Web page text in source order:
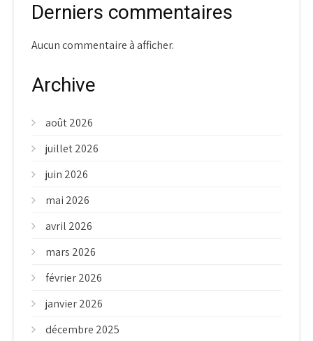
Derniers commentaires
Aucun commentaire à afficher.
Archive
août 2026
juillet 2026
juin 2026
mai 2026
avril 2026
mars 2026
février 2026
janvier 2026
décembre 2025